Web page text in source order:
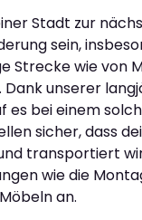
Stadt zur
sein,
Strecke wie von
Dank unserer
es bei einem
sicher, dass
transportiert
wie die
an.